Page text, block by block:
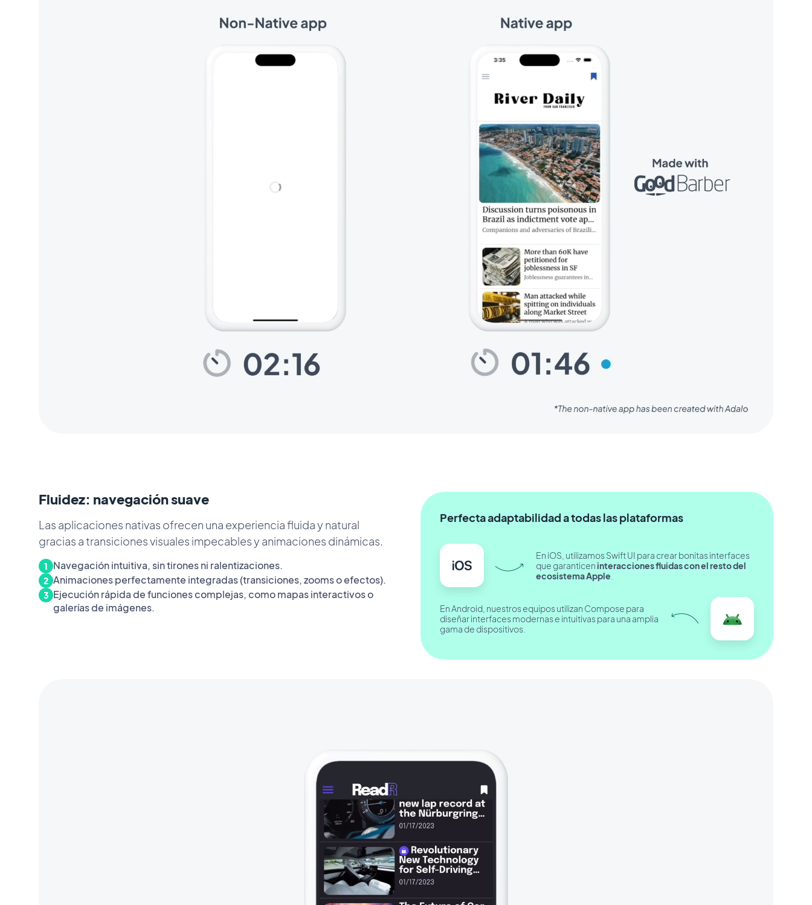
Fluidez: navegación suave
Las aplicaciones nativas ofrecen una experiencia fluida y natural
gracias a transiciones visuales impecables y animaciones dinámicas.
1 Navegación intuitiva, sin tirones ni ralentizaciones.
2 Animaciones perfectamente integradas (transiciones, zooms o efectos).
3 Ejecución rápida de funciones complejas, como mapas interactivos o
galerías de imágenes.
Perfecta adaptabilidad a todas las plataformas
En iOS, utilizamos Swift UI para crear bonitas interfaces
que garanticeninteracciones fluidas con el resto del
ecosistema Apple
En Android, nuestros equipos utilizan Compose para
diseñar interfaces modernas e intuitivas para una amplia
gama de dispositivos.